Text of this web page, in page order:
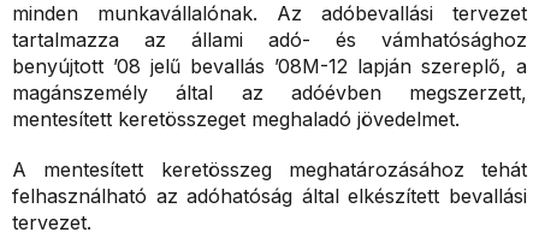
minden munkavállalónak. Az adóbevallási tervezet
tartalmazza az állami adó- és vámhatósághoz
benyújtott ’08 jelű bevallás ’08M-12 lapján szereplő, a
magánszemély által az adóévben megszerzett,
mentesített keretösszeget meghaladó jövedelmet.
A mentesített keretösszeg meghatározásához tehát
felhasználható az adóhatóság által elkészített bevallási
tervezet.